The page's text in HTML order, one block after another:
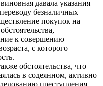
давала указания
безналичных
покупок на
к совершению
с которого
обстоятельства, что
в содеянном, активно
преступления,